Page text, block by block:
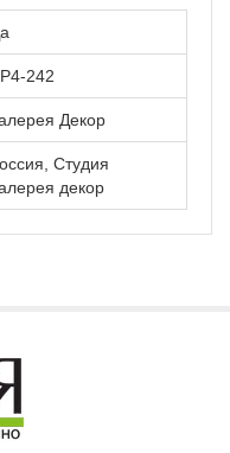
242
Декор
Студия
декор